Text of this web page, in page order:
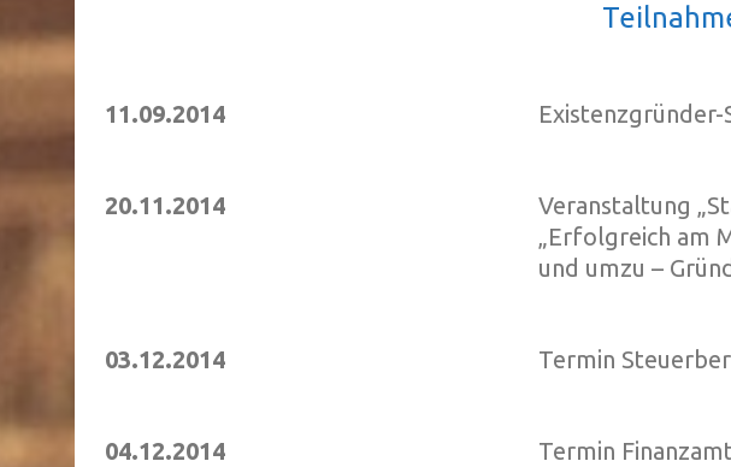
11.09.2014
20.11.2014
Veranstaltung
„Erfolgreich am
und umzu –
03.12.2014 Termin
04.12.2014 Termin